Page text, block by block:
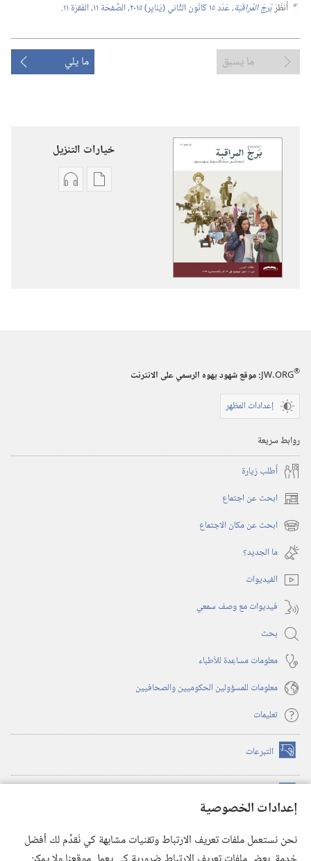
إعدادات الخصوصية
نحن نستعمل ملفات تعريف الارتباط وتقنيات مشابهة كي نُقدِّم لك أفضل
b أُنظُرْبُرجَ المُراقَبَة،‏عَدَد ١٥ كَانُون الثَّاني (‏يَنَايِر)‏ ٢٠١٥،‏ الصَّفحَة ١١،‏ الفَقرَة ١١ ‏.‏
ما يسبق ما يلي
خيارات التنزيل
خياراتخيارات
JW.ORG®
:‏ موقع شهود يهوه الرسمي على الانترنت
إعدادات المظهر
روابط سريعة
أُطلب زيارة
ابحث عن اجتماع (يفتح
نافذة
جديدة)
ابحث عن مكان الاجتماع (يفتح
نافذة
جديدة)
ما الجديد؟‏
الفيديوات
فيديوات مع وصف سمعي
بحث
معلومات مساعِدة للأطباء
معلومات للمسؤولين الحكوميين والصحافيين
تعليمات
التبرعات (يفتح
نافذة
(يفتح
نافذة
(يفتح
نافذة
®